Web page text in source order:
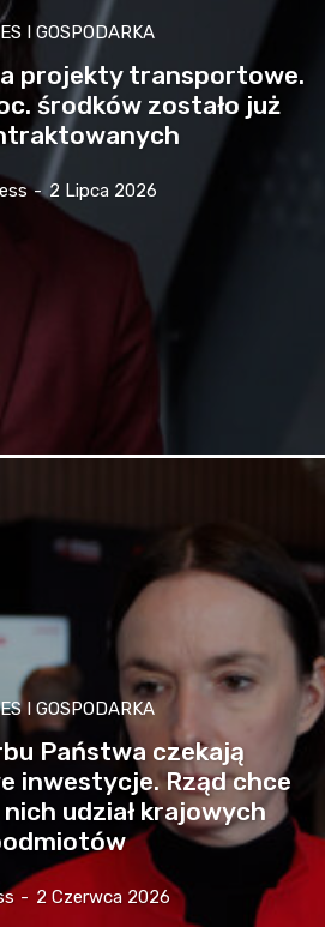
I GOSPODARKA
projekty transportowe.
środków zostało już
- 2 Lipca 2026
I GOSPODARKA
Państwa czekają
inwestycje. Rząd chce
udział krajowych
- 2 Czerwca 2026